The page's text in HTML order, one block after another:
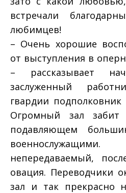
встречали
любимцев!
– Очень хорошие
от выступления в
– рассказывает
заслуженный
гвардии
Огромный зал
подавляющем
непередаваемый,
овация. Переводчики
зал и так прекрасно